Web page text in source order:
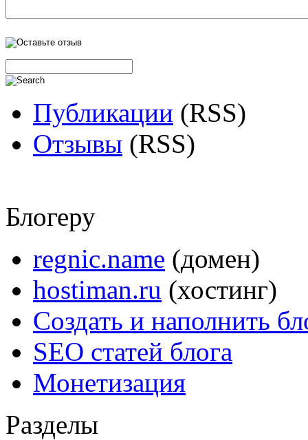
Публикации (RSS)
Отзывы (RSS)
Блогеру
regnic.name (домен)
hostiman.ru (хостинг)
Создать и наполнить
SEO статей блога
Монетизация
Разделы